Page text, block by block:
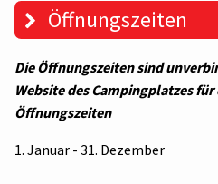
Öffnungszeiten
Die Öffnungszeiten sind
Website des Campingplatzes
Öffnungszeiten
1. Januar - 31. Dezember